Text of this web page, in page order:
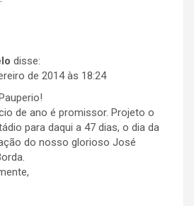
disse:
de 2014 às 18:24
de ano é promissor. Projeto o
para daqui a 47 dias, o dia da
do nosso glorioso José